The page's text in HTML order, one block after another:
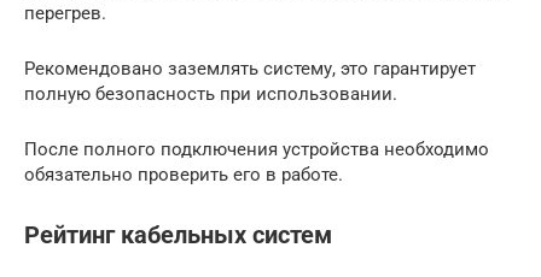
перегрев.
Рекомендовано заземлять систему, это гарантирует
полную безопасность при использовании.
После полного подключения устройства необходимо
обязательно проверить его в работе.
Рейтинг кабельных систем